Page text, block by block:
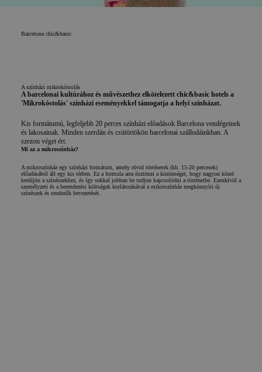
Barcelona chic&basic
A színházi mikrokóstolás
A barcelonai kultúrához és művészethez elkötelezett chic&basic hotels a
'Mikrokóstolás' színházi eseményekkel támogatja a helyi színházat.
Kis formátumú, legfeljebb 20 perces színházi előadások Barcelona vendégeinek
és lakosainak. Minden szerdán és csütörtökön barcelonai szállodáinkban. A
szezon véget ért.
Mi az a mikroszínház?
A mikroszínház egy színházi formátum, amely rövid történetek (kb. 15-20 percesek)
előadásából áll egy kis térben. Ez a formula arra ösztönzi a közönséget, hogy nagyon közel
kerüljön a színészekhez, és így sokkal jobban be tudjon kapcsolódni a történetbe. Ezenkívül a
személyzeti és a berendezési költségek korlátozásával a mikroszínház megkönnyíti új
színészek és rendezők bevezetését.